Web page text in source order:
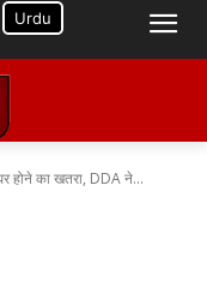
Urdu
होने का खतरा, DDA ने...